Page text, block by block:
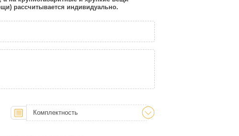
рассчитывается индивидуально.
Комплектность